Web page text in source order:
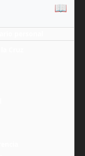
📖
personal